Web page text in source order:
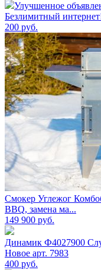
Улучшенное
Безлимитный
200 руб.
Смокер Углежог
BBQ, замена ма...
149 900 руб.
Динамик Ф4027900
Новое арт. 7983
400 руб.